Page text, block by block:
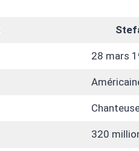
28 mars
320